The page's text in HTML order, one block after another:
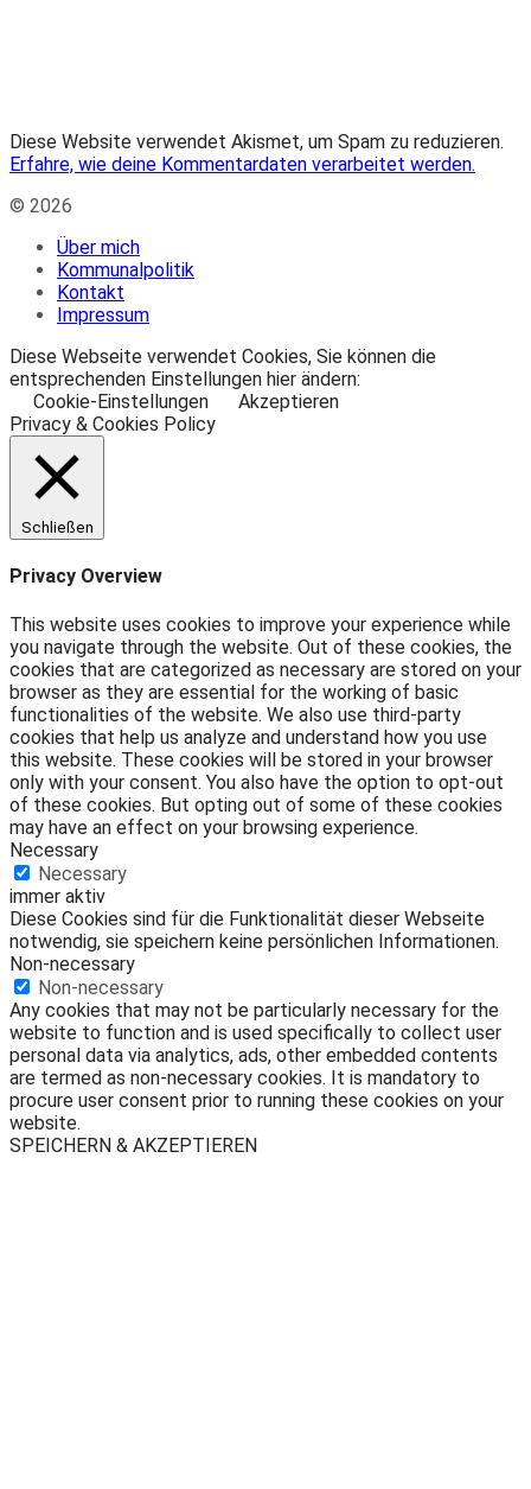
Diese Website verwendet Akismet, um Spam zu reduzieren.
Erfahre, wie deine Kommentardaten verarbeitet werden.
© 2026
Über mich
Kommunalpolitik
Kontakt
Impressum
Diese Webseite verwendet Cookies, Sie können die
entsprechenden Einstellungen hier ändern:
Cookie-Einstellungen
Akzeptieren
Privacy & Cookies Policy
Schließen
Privacy Overview
This website uses cookies to improve your experience while
you navigate through the website. Out of these cookies, the
cookies that are categorized as necessary are stored on your
browser as they are essential for the working of basic
functionalities of the website. We also use third-party
cookies that help us analyze and understand how you use
this website. These cookies will be stored in your browser
only with your consent. You also have the option to opt-out
of these cookies. But opting out of some of these cookies
may have an effect on your browsing experience.
Necessary
Necessary
immer aktiv
Diese Cookies sind für die Funktionalität dieser Webseite
notwendig, sie speichern keine persönlichen Informationen.
Non-necessary
Non-necessary
Any cookies that may not be particularly necessary for the
website to function and is used specifically to collect user
personal data via analytics, ads, other embedded contents
are termed as non-necessary cookies. It is mandatory to
procure user consent prior to running these cookies on your
website.
SPEICHERN & AKZEPTIEREN